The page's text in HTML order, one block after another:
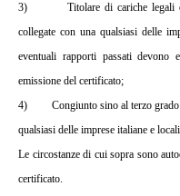
3)
Titolare di cariche legali
collegate con una qualsiasi delle
eventuali rapporti passati devono
emissione del certificato;
4)
Congiunto sino al terzo
qualsiasi delle imprese italiane e
Le circostanze di cui sopra sono
certificato.